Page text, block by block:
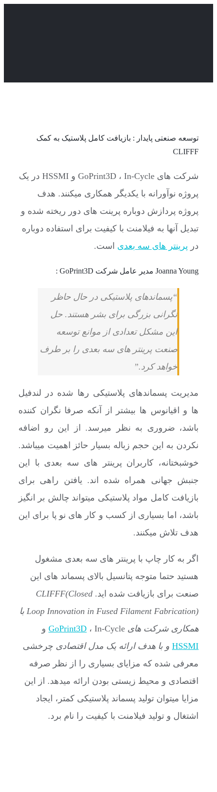
توسعه صنعتی پایدار : بازیافت کامل پلاستیک به کمک
CLIFFF
شرکت های GoPrint3D ، In-Cycle و HSSMI در یک
پروژه نوآورانه با یکدیگر همکاری میکنند. هدف
پروژه پردازش دوباره پرینت های دور ریخته شده و
تبدیل آنها به فیلامنت با کیفیت برای استفاده دوباره
در پرینتر های سه بعدی است.
Joanna Young مدیر عامل شرکت GoPrint3D :
“پسماندهای پلاستیکی در حال حاظر
نگرانی بزرگی برای بشر هستند. حل
این مشکل تعدادی از موانع توسعه
صنعت پرینتر های سه بعدی را بر طرف
خواهد کرد.”
مدیریت پسماندهای پلاستیکی رها شده در لندفیل
ها و اقیانوس ها بیشتر از آنکه صرفا نگران کننده
باشد، ضروری به نظر میرسد. از این رو اضافه
نکردن به این حجم زباله بسیار حائز اهمیت میباشد.
خوشبختانه، کاربران پرینتر های سه بعدی با این
جنبش جهانی همراه شده اند. یافتن راهی برای
بازیافت کامل مواد پلاستیکی میتواند چالش بر انگیز
باشد، اما بسیاری از کسب و کار های نو پا برای این
هدف تلاش میکنند.
اگر به کار چاپ با پرینتر های سه بعدی مشغول
هستید حتما متوجه پتانسیل بالای پسماند های این
صنعت برای بازیافت شده اید. CLIFFF(Closed
Loop Innovation in Fused Filament Fabrication) با
همکاری شرکت های
GoPrint3D ، In-Cycle و
HSSMI و با هدف ارائه یک مدل اقتصادی چرخشی
معرفی شده که مزایای بسیاری را از نظر صرفه
اقتصادی و محیط زیستی بودن ارائه میدهد. از این
مزایا میتوان تولید پسماند پلاستیکی کمتر، ایجاد
اشتغال و تولید فیلامنت با کیفیت را نام برد.